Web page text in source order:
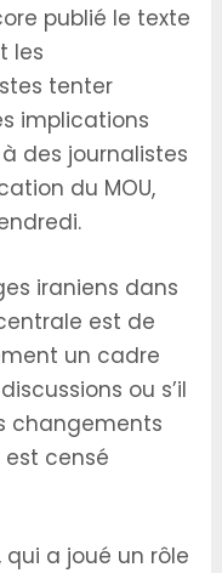
publié le texte
les
tenter
implications
des journalistes
du MOU,
iraniens dans
est de
un cadre
ou s’il
changements
censé
a joué un rôle